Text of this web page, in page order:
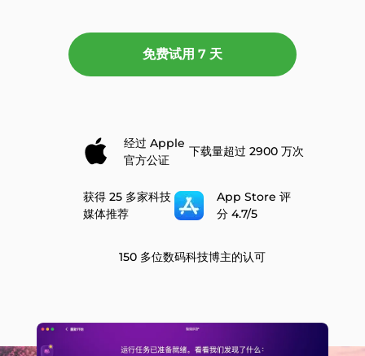
免费试用 7 天
经过 Apple
官方公证
下载量超过 2900 万次
获得 25 多家科技
媒体推荐
App Store 评
分 4.7/5
150 多位数码科技博主的认可